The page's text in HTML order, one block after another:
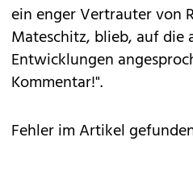
ein enger Vertrauter von
Mateschitz, blieb, auf die
Entwicklungen
Kommentar!".
Fehler im Artikel